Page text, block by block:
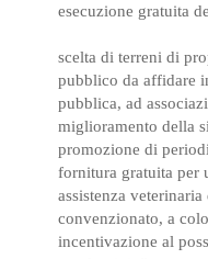
esecuzione gratuita
scelta di terreni di
pubblico da affidare
pubblica, ad
miglioramento della
promozione di
fornitura gratuita per
assistenza
convenzionato, a
incentivazione al